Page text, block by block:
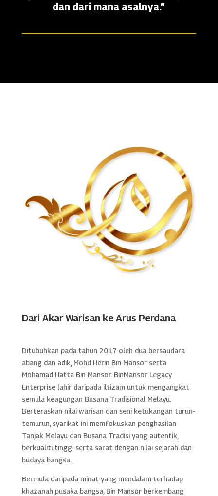
dan dari mana asalnya.”
Dari Akar Warisan ke Arus Perdana
Ditubuhkan pada tahun 2017 oleh dua bersaudara
abang dan adik, Mohd Herin Bin Mansor serta
Mohamad Hatta Bin Mansor. BinMansor Legacy
Enterprise lahir daripada iltizam untuk mengangkat
semula keagungan Busana Tradisional Melayu.
Berteraskan nilai warisan dan seni ketukangan turun-
temurun, syarikat ini memfokuskan penghasilan
Tanjak Melayu dan Busana Tradisi yang autentik,
berkualiti tinggi serta sarat dengan nilai sejarah dan
budaya bangsa.
Bermula daripada minat yang mendalam terhadap
khazanah pusaka bangsa, Bin Mansor berkembang